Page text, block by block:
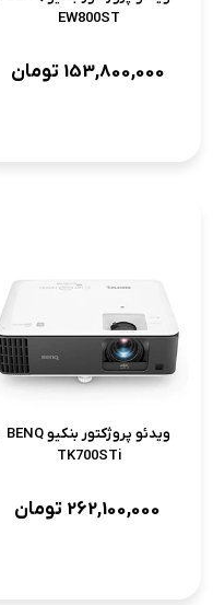
EW800ST
153,800,000 تومان
ویدئو پروژکتور بنکیو BENQ
TK700STi
262,100,000 تومان